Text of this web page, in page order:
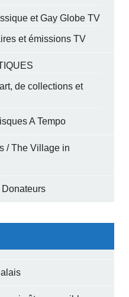
et Gay Globe TV
et émissions TV
de collections et
A Tempo
/ The Village in